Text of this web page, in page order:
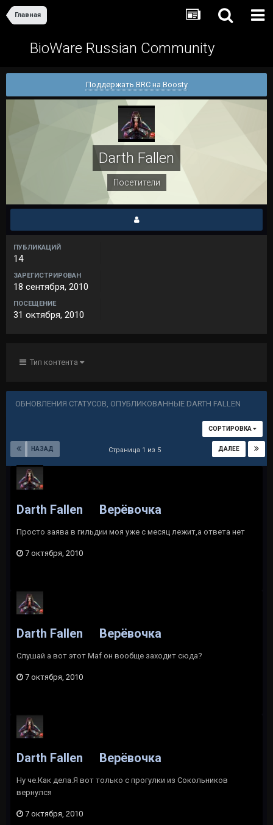
Главная
BioWare Russian Community
Поддержать BRC на Boosty
Darth Fallen
Посетители
ПУБЛИКАЦИЙ
14
ЗАРЕГИСТРИРОВАН
18 сентября, 2010
ПОСЕЩЕНИЕ
31 октября, 2010
Тип контента
ОБНОВЛЕНИЯ СТАТУСОВ, ОПУБЛИКОВАННЫЕ DARTH FALLEN
СОРТИРОВКА
НАЗАД ДАЛЕЕ
Страница 1 из 5
Darth Fallen Верёвочка
Просто заява в гильдии моя уже с месяц лежит,а ответа нет
7 октября, 2010
Darth Fallen Верёвочка
Слушай а вот этот Maf он вообще заходит сюда?
7 октября, 2010
Darth Fallen Верёвочка
Ну че.Как дела.Я вот только с прогулки из Сокольников
вернулся
7 октября, 2010